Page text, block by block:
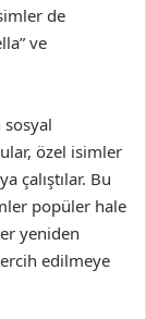
de
ve
özel isimler
çalıştılar. Bu
popüler hale
yeniden
edilmeye